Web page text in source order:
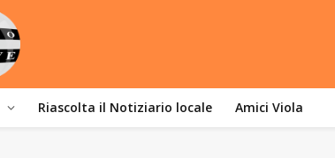
Riascolta il Notiziario locale Amici Viola